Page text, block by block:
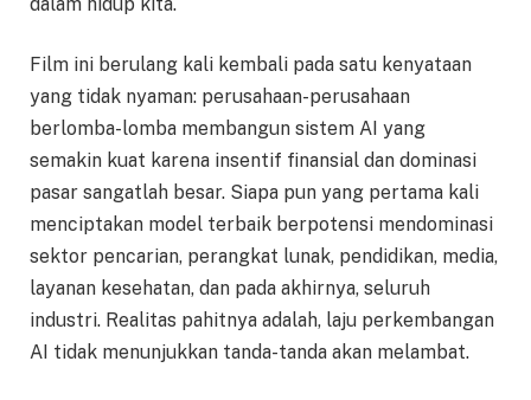
Film ini berulang kali kembali pada satu kenyataan
yang tidak nyaman: perusahaan-perusahaan
berlomba-lomba membangun sistem AI yang
semakin kuat karena insentif finansial dan dominasi
pasar sangatlah besar. Siapa pun yang pertama kali
menciptakan model terbaik berpotensi mendominasi
sektor pencarian, perangkat lunak, pendidikan, media,
layanan kesehatan, dan pada akhirnya, seluruh
industri. Realitas pahitnya adalah, laju perkembangan
AI tidak menunjukkan tanda-tanda akan melambat.